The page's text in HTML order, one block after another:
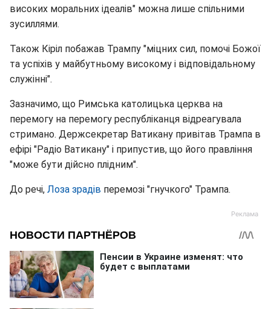
високих моральних ідеалів" можна лише спільними
зусиллями.
Також Кіріл побажав Трампу "міцних сил, помочі Божої
та успіхів у майбутньому високому і відповідальному
служінні".
Зазначимо, що Римська католицька церква на
перемогу на перемогу республіканця відреагувала
стримано. Держсекретар Ватикану привітав Трампа в
ефірі "Радіо Ватикану" і припустив, що його правління
"може бути дійсно плідним".
До речі, Лоза зрадів перемозі "гнучкого" Трампа.